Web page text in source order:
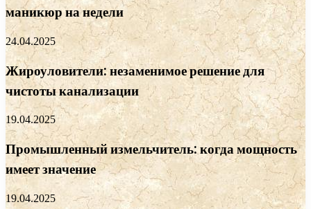
маникюр на недели
24.04.2025
Жироуловители: незаменимое решение для
чистоты канализации
19.04.2025
Промышленный измельчитель: когда мощность
имеет значение
19.04.2025